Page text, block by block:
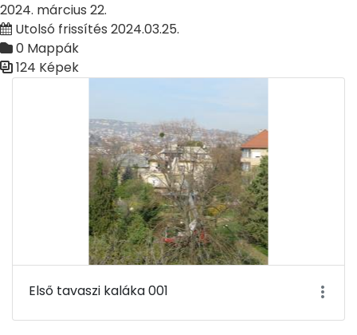
2024. március 22.
Utolsó frissítés 2024.03.25.
0 Mappák
124 Képek
Első tavaszi kaláka 001